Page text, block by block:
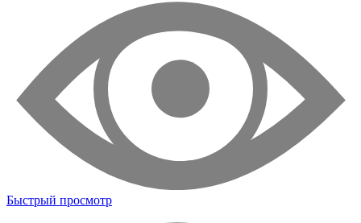
Быстрый просмотр